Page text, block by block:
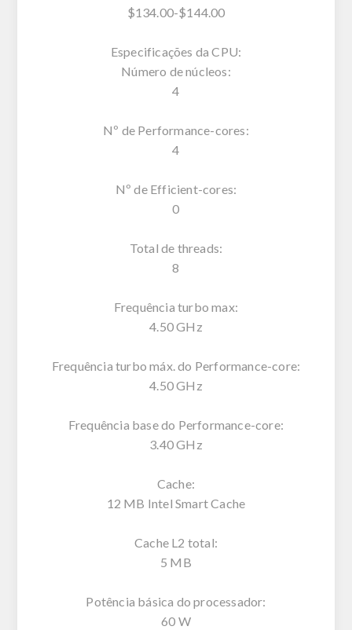
$134.00-$144.00
Especificações da CPU:
Número de núcleos:
4
Nº de Performance-cores:
4
Nº de Efficient-cores:
0
Total de threads:
8
Frequência turbo max:
4.50 GHz
Frequência turbo máx. do Performance-core:
4.50 GHz
Frequência base do Performance-core:
3.40 GHz
Cache:
12 MB Intel Smart Cache
Cache L2 total:
5 MB
Potência básica do processador:
60 W